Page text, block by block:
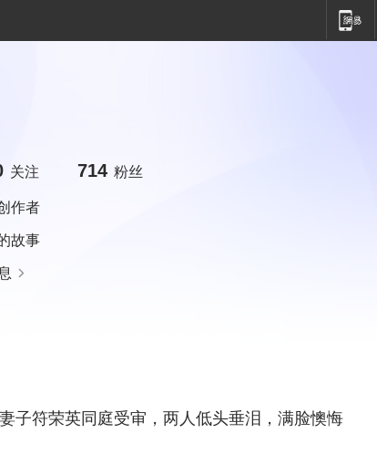
关注 714 粉丝
作者
故事
子符荣英同庭受审，两人低头垂泪，满脸懊悔